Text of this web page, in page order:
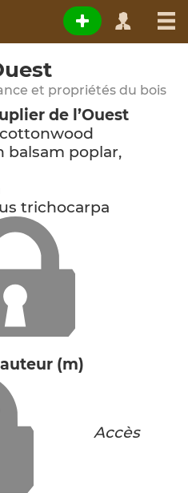
et propriétés du bois
de l’Ouest
balsam poplar,
trichocarpa
(m)
Accès